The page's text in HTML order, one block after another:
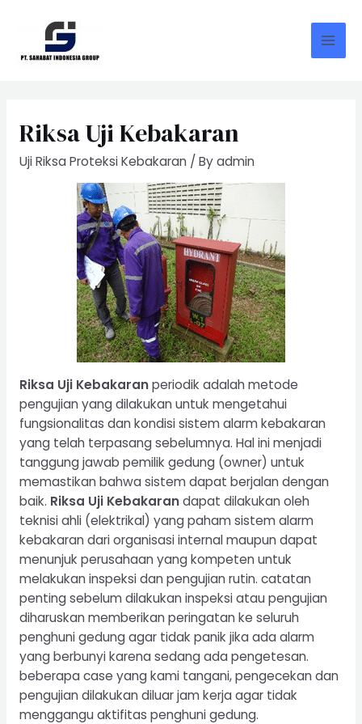
content
Riksa Uji Kebakaran
Uji Riksa Proteksi Kebakaran / Byadmin
Riksa Uji Kebakaranperiodik adalah metode
pengujian yang dilakukan untuk mengetahui
fungsionalitas dan kondisi sistem alarm kebakaran
yang telah terpasang sebelumnya. Hal ini menjadi
tanggung jawab pemilik gedung (owner) untuk
memastikan bahwa sistem dapat berjalan dengan
baik. Riksa Uji Kebakarandapat dilakukan oleh
teknisi ahli (elektrikal) yang paham sistem alarm
kebakaran dari organisasi internal maupun dapat
menunjuk perusahaan yang kompeten untuk
melakukan inspeksi dan pengujian rutin. catatan
penting sebelum dilakukan inspeksi atau pengujian
diharuskan memberikan peringatan ke seluruh
penghuni gedung agar tidak panik jika ada alarm
yang berbunyi karena sedang ada pengetesan.
beberapa case yang kami tangani, pengecekan dan
pengujian dilakukan diluar jam kerja agar tidak
menggangu aktifitas penghuni gedung.